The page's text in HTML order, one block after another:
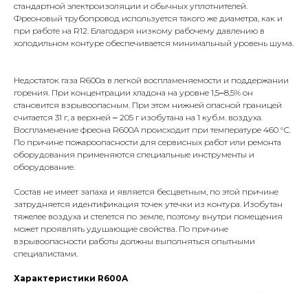
стандартной электроизоляции и обычных уплотнителей.
Фреоновый трубопровод используется такого же диаметра, как и
при работе на R12. Благодаря низкому рабочему давлению в
холодильном контуре обеспечивается минимальный уровень шума.
Недостаток газа R600a в легкой воспламеняемости и поддержании
горения. При концентрации хладона на уровне 1,5‒8,5% он
становится взрывоопасным. При этом нижней опасной границей
считается 31 г, а верхней ‒ 205 г изобутана на 1 куб.м. воздуха.
Воспламенение фреона R600A происходит при температуре 460 °С.
По причине пожароопасности для сервисных работ или ремонта
оборудования применяются специальные инструменты и
оборудование.
Состав не имеет запаха и является бесцветным, по этой причине
затрудняется идентификация точек утечки из контура. Изобутан
тяжелее воздуха и стелется по земле, поэтому внутри помещения
может проявлять удушающие свойства. По причине
взрывоопасности работы должны выполняться опытными
специалистами.
Характеристики R600A